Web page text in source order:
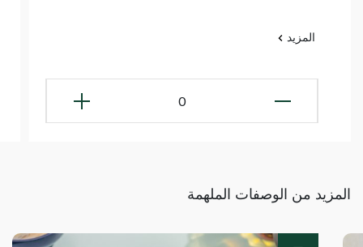
المزيد
0
المزيد من الوصفات الملهمة